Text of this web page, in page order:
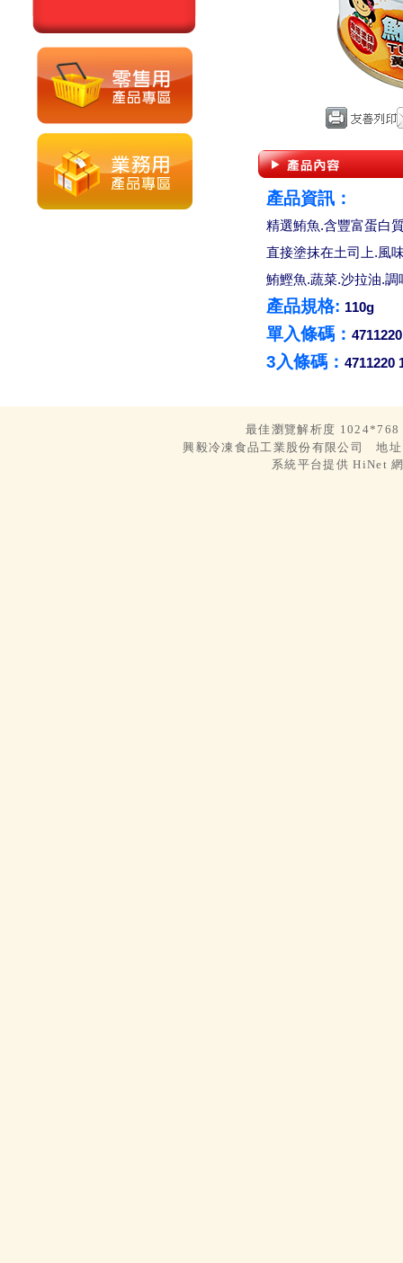
產品資訊：
精選鮪魚.含豐富蛋白
直接塗抹在土司上.風
鮪鰹魚.蔬菜.沙拉油.調
產品規格: 110g
單入條碼：
3入條碼： 4711220
最佳瀏覽解析度 1024*768
興毅冷凍食品工業股份有限公司
系統平台提供 HiNet